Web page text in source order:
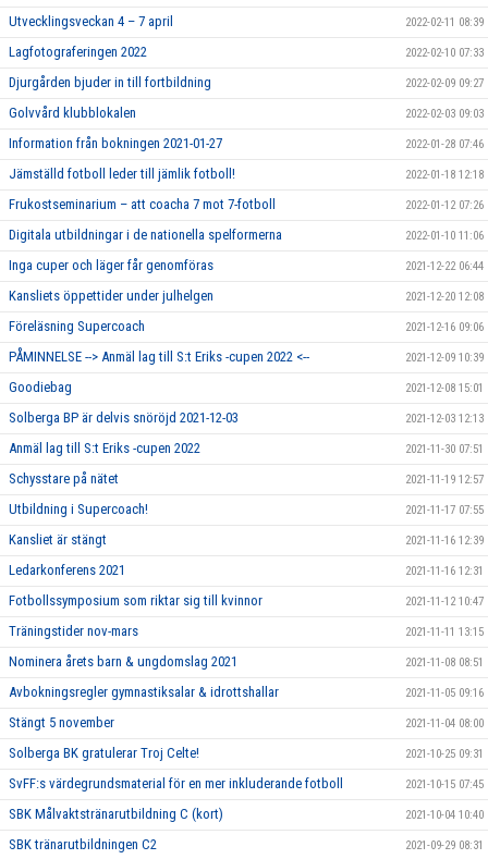
Utvecklingsveckan 4 – 7 april 2022-02-11 08:39
Lagfotograferingen 2022 2022-02-10 07:33
Djurgården bjuder in till fortbildning 2022-02-09 09:27
Golvvård klubblokalen 2022-02-03 09:03
Information från bokningen 2021-01-27 2022-01-28 07:46
Jämställd fotboll leder till jämlik fotboll! 2022-01-18 12:18
Frukostseminarium – att coacha 7 mot 7-fotboll 2022-01-12 07:26
Digitala utbildningar i de nationella spelformerna 2022-01-10 11:06
Inga cuper och läger får genomföras 2021-12-22 06:44
Kansliets öppettider under julhelgen 2021-12-20 12:08
Föreläsning Supercoach 2021-12-16 09:06
PÅMINNELSE --> Anmäl lag till S:t Eriks -cupen 2022 <-- 2021-12-09 10:39
Goodiebag 2021-12-08 15:01
Solberga BP är delvis snöröjd 2021-12-03 2021-12-03 12:13
Anmäl lag till S:t Eriks -cupen 2022 2021-11-30 07:51
Schysstare på nätet 2021-11-19 12:57
Utbildning i Supercoach! 2021-11-17 07:55
Kansliet är stängt 2021-11-16 12:39
Ledarkonferens 2021 2021-11-16 12:31
Fotbollssymposium som riktar sig till kvinnor 2021-11-12 10:47
Träningstider nov-mars 2021-11-11 13:15
Nominera årets barn & ungdomslag 2021 2021-11-08 08:51
Avbokningsregler gymnastiksalar & idrottshallar 2021-11-05 09:16
Stängt 5 november 2021-11-04 08:00
Solberga BK gratulerar Troj Celte! 2021-10-25 09:31
SvFF:s värdegrundsmaterial för en mer inkluderande fotboll 2021-10-15 07:45
SBK Målvaktstränarutbildning C (kort) 2021-10-04 10:40
SBK tränarutbildningen C2 2021-09-29 08:31